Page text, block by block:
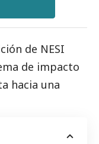
de NESI
de impacto
hacia una